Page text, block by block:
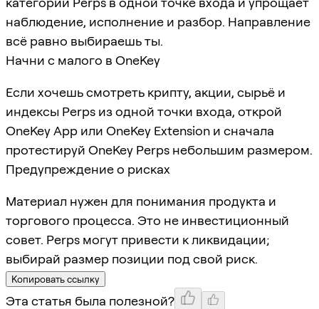
наблюдение, исполнение и разбор. Направление
всё равно выбираешь ты.
Начни с малого в OneKey
Если хочешь смотреть крипту, акции, сырьё и
индексы Perps из одной точки входа, открой
OneKey App или OneKey Extension и сначала
протестируй OneKey Perps небольшим размером.
Предупреждение о рисках
Материал нужен для понимания продукта и
торгового процесса. Это не инвестиционный
совет. Perps могут привести к ликвидации;
выбирай размер позиции под свой риск.
Копировать ссылку
Эта статья была полезной?